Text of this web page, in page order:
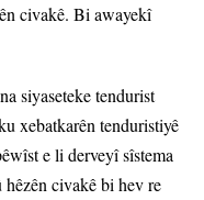
civakê. Bi awayekî
siyaseteke tendurist
xebatkarên tenduristiyê
e li derveyî sîstema
civakê bi hev re